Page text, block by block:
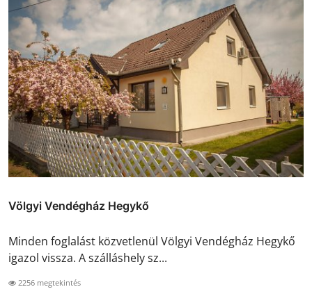
Völgyi Vendégház Hegykő
Minden foglalást közvetlenül Völgyi Vendégház Hegykő
igazol vissza. A szálláshely sz...
2256 megtekintés